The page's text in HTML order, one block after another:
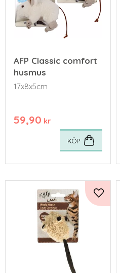
AFP Classic comfort
husmus
17x8x5cm
59,90 kr
KÖP
Lägg